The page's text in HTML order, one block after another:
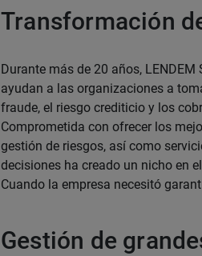
Transformación
Durante más de 20 años,
ayudan a las organizaciones a
fraude, el riesgo crediticio y los
Comprometida con ofrecer los
gestión de riesgos, así como
decisiones ha creado un nicho en
Cuando la empresa necesitó
Gestión de